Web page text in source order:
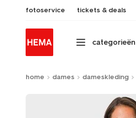
fotoservice tickets & deals
categorieën
home dames dameskleding